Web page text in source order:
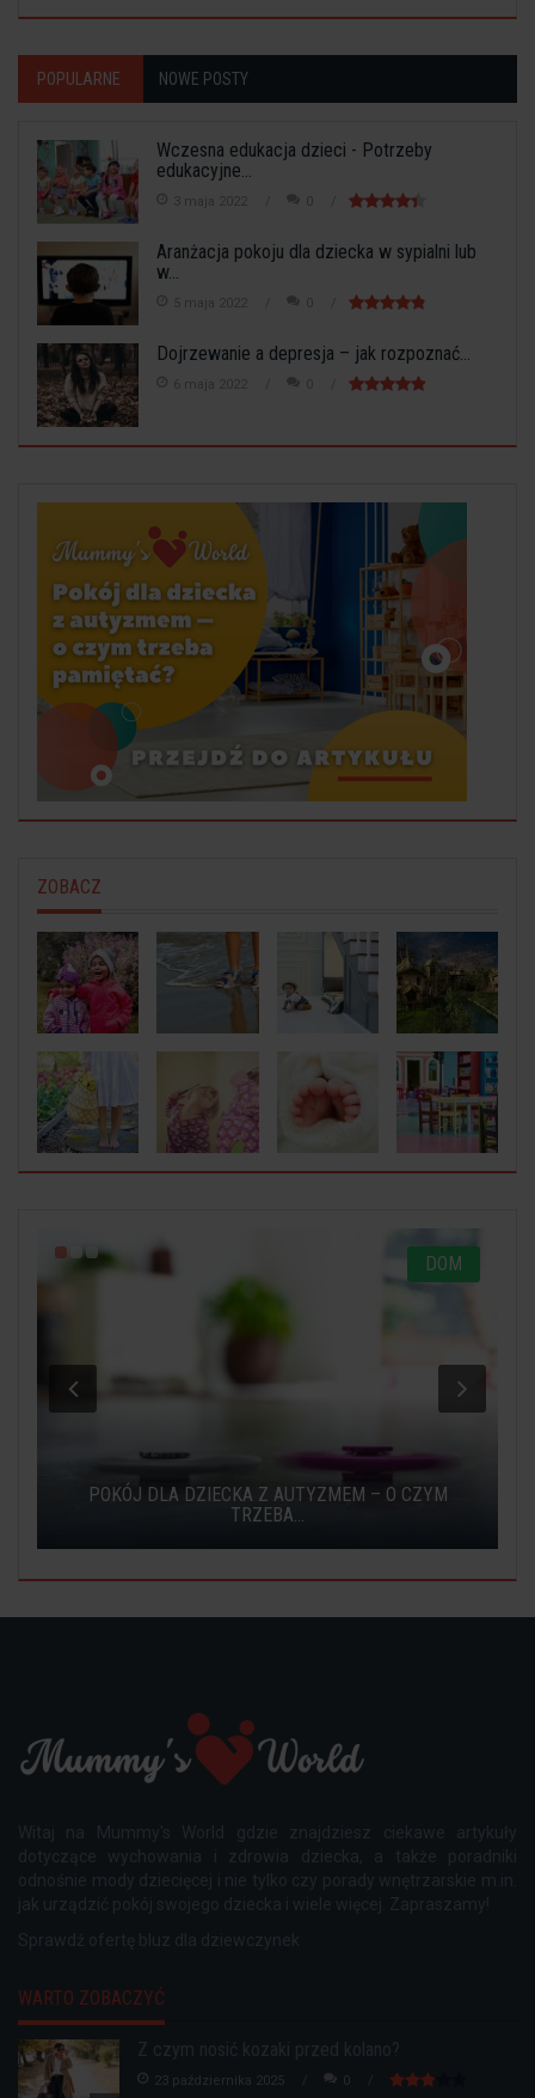
POPULARNE NOWE POSTY
Wczesna edukacja dzieci - Potrzeby
edukacyjne...
3 maja 2022 0
Aranżacja pokoju dla dziecka w sypialni lub
w...
5 maja 2022 0
Dojrzewanie a depresja – jak rozpoznać...
6 maja 2022 0
ZOBACZ
DOM
POKÓJ DLA DZIECKA Z AUTYZMEM – O CZYM
TRZEBA...
WARTO ZOBACZYĆ
23 października 2025 0